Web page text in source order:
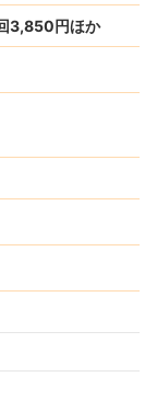
3,850円ほか